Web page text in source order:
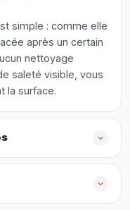
simple : comme elle
après un certain
nettoyage
saleté visible, vous
la surface.